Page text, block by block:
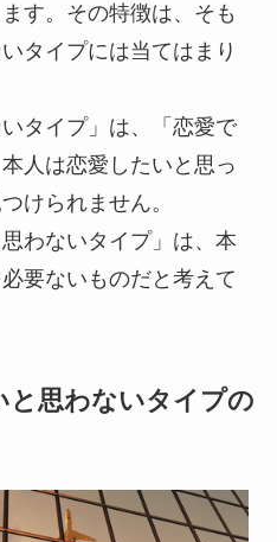
す。その特徴は、そも
タイプには当てはまり
タイプ」は、「恋愛で
人は恋愛したいと思っ
けられません。
わないタイプ」は、本
要ないものだと考えて
と思わないタイプの